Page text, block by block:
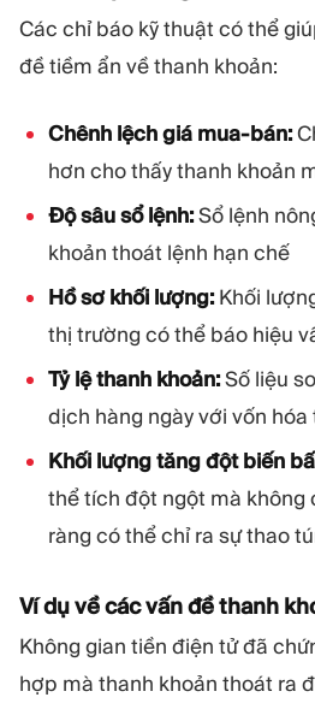
Các chỉ báo kỹ thuật có thể
đề tiềm ẩn về thanh khoản:
Chênh lệch giá mua-bán:
hơn cho thấy thanh khoản
Độ sâu sổ lệnh:Sổ lệnh
khoản thoát lệnh hạn chế
Hồ sơ khối lượng:Khối
thị trường có thể báo hiệu
Tỷ lệ thanh khoản:Số liệu
dịch hàng ngày với vốn
Khối lượng tăng đột biến
thể tích đột ngột mà không
ràng có thể chỉ ra sự thao
Ví dụ về các vấn đề thanh
Không gian tiền điện tử đã
hợp mà thanh khoản thoát ra